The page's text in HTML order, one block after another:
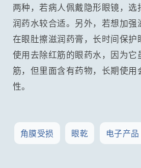
两种，若病人佩戴隐形眼镜，选
润药水较合适。另外，若想加强
在眼肚擦滋润药膏，长时间保护
使用去除红筋的眼药水，因为它
筋，但里面含有药物，长期使用
性。
角膜受损 眼乾 电子产品